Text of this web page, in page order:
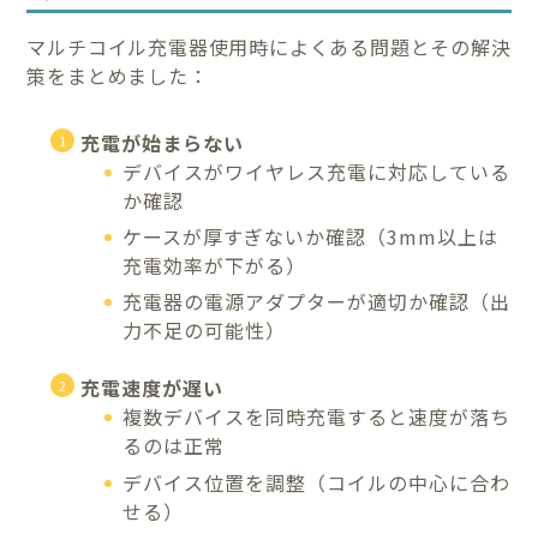
マルチコイル充電器使用時によくある問題とその解決
策をまとめました：
充電が始まらない
デバイスがワイヤレス充電に対応している
か確認
ケースが厚すぎないか確認（3mm以上は
充電効率が下がる）
充電器の電源アダプターが適切か確認（出
力不足の可能性）
充電速度が遅い
複数デバイスを同時充電すると速度が落ち
るのは正常
デバイス位置を調整（コイルの中心に合わ
せる）